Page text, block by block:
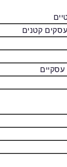
קטנים
עסקיים